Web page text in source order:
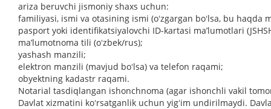
ariza beruvchi jismoniy shaxs uchun:
familiyasi, ismi va otasining ismi (oʻzgargan boʻlsa, bu haqda
pasport yoki identifikatsiyalovchi ID-kartasi maʼlumotlari
maʼlumotnoma tili (oʻzbek/rus);
yashash manzili;
elektron manzili (mavjud boʻlsa) va telefon raqami;
obyektning kadastr raqami.
Notarial tasdiqlangan ishonchnoma (agar ishonchli vakil
Davlat xizmatini koʻrsatganlik uchun yigʻim undirilmaydi.